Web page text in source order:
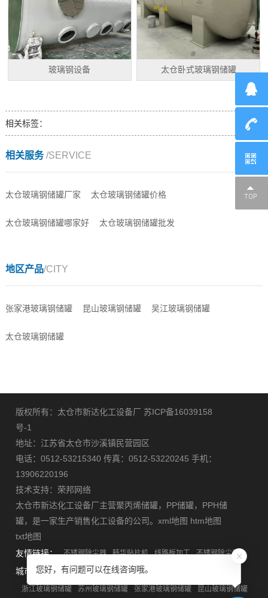
玻璃钢设备 太仓卧式玻璃钢储罐
相关标签：
相关服务/SERVICE
太仓玻璃钢储罐厂家 太仓玻璃钢储罐价格
太仓玻璃钢储罐哪家好 太仓玻璃钢储罐批发
地区产品/CITY
张家港玻璃钢储罐 昆山玻璃钢储罐 吴江玻璃钢储罐
太仓玻璃钢储罐
版权所有：太仓市新达化工设备厂 苏ICP备16039158
号-1
地址：江苏省太仓市沙溪镇民营园区
电话：0512-53215340 传真：0512-53220245 手机：
13906220196
技术支持： 荣邦网络
太仓市新达化工设备厂主营聚丙烯储罐， PP储罐， PPH储
罐，是一家生产销售化工设备的公司。xml地图 htm地图
txt地图
友情链接：
不锈钢除尘器 韩华贴片机 线路板加工 不锈钢除尘器
城市分站： 安徽玻璃钢储罐 江苏玻璃钢储罐
浙江玻璃钢储罐 苏州玻璃钢储罐 张家港玻璃钢储罐 昆山玻璃钢储罐
您好，有问题可以在线咨询哦。